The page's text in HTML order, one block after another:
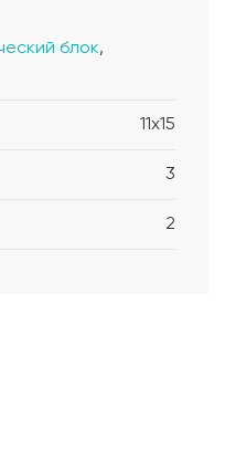
блок,
11x15
3
2